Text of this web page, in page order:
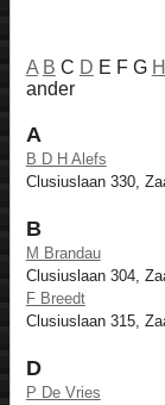
A B C D E F G H
ander
A
B D H Alefs
Clusiuslaan 330,
B
M Brandau
Clusiuslaan 304,
F Breedt
Clusiuslaan 315,
D
P De Vries